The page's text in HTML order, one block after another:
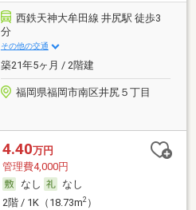
西鉄天神大牟田線 井尻駅 徒歩3
分
その他の交通
築21年5ヶ月 / 2階建
福岡県福岡市南区井尻５丁目
4.40万円
管理費4,000円
なし
なし
2階 / 1K（18.73m2）